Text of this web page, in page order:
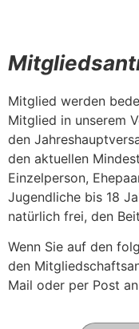
Mitglied werden
Mitglied in unserem
den
den aktuellen
Einzelperson,
Jugendliche bis 18
natürlich frei, den
Wenn Sie auf den
den
Mail oder per Post